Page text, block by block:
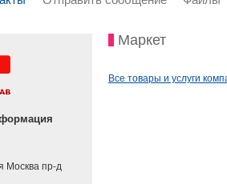
Москва пр-д
Маркет
Все товары и услуги